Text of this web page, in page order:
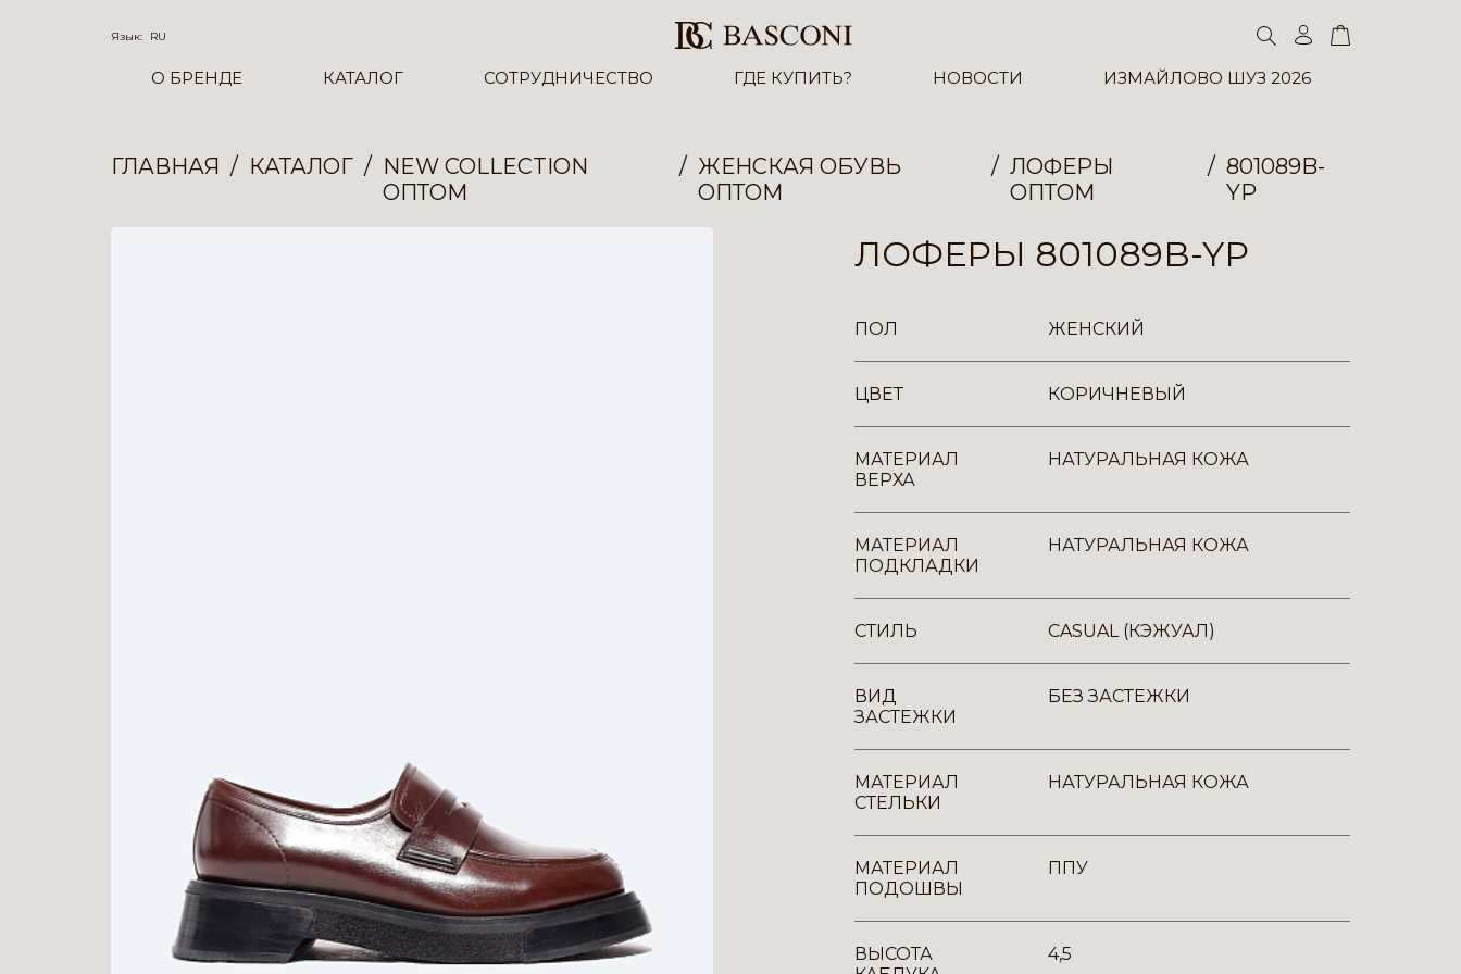
Язык: RU
О БРЕНДЕ КАТАЛОГ СОТРУДНИЧЕСТВО ГДЕ КУПИТЬ? НОВОСТИ ИЗМАЙЛОВО ШУЗ 2026
ГЛАВНАЯ КАТАЛОГ
NEW COLLECTION
ОПТОМ
ЖЕНСКАЯ ОБУВЬ
ОПТОМ
ЛОФЕРЫ
ОПТОМ
801089B-
YP
ЛОФЕРЫ 801089B-YP
ПОЛ ЖЕНСКИЙ
ЦВЕТ КОРИЧНЕВЫЙ
МАТЕРИАЛ
ВЕРХА
НАТУРАЛЬНАЯ КОЖА
МАТЕРИАЛ
ПОДКЛАДКИ
НАТУРАЛЬНАЯ КОЖА
СТИЛЬ CASUAL (КЭЖУАЛ)
ВИД
ЗАСТЕЖКИ
БЕЗ ЗАСТЕЖКИ
МАТЕРИАЛ
СТЕЛЬКИ
НАТУРАЛЬНАЯ КОЖА
МАТЕРИАЛ
ПОДОШВЫ
ППУ
ВЫСОТА
4,5